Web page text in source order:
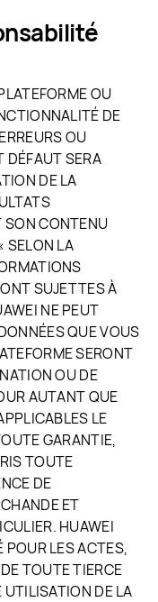
OU
DE
OU
DÉFAUT SERA
DE LA
SON CONTENU
SELON LA
SUJETTES À
NE PEUT
QUE VOUS
SERONT
OU DE
AUTANT QUE
LE
GARANTIE,
TOUTE
DE
ET
HUAWEI
LES ACTES,
TOUTE TIERCE
UTILISATION DE LA